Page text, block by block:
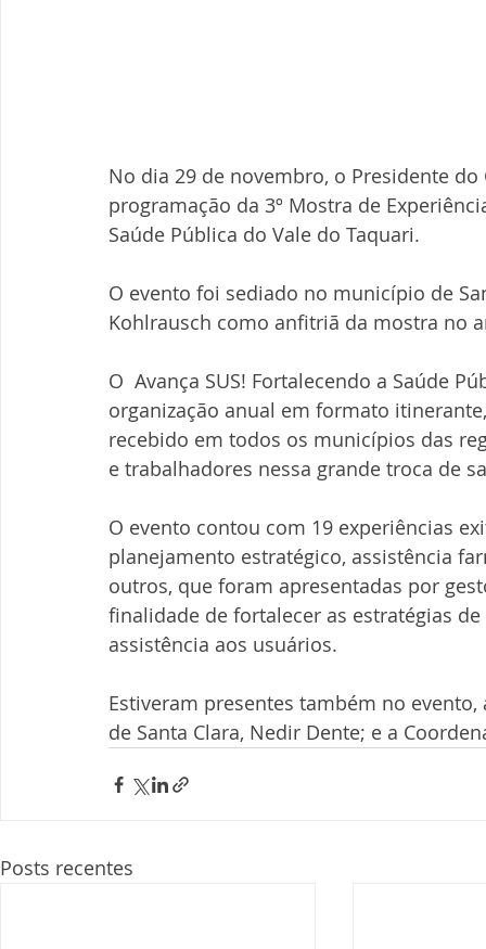
No dia 29 de novembro, o Presidente
programação da 3º Mostra de
Saúde Pública do Vale do Taquari.
O evento foi sediado no município de
Kohlrausch como anfitriã da mostra no
O  Avança SUS! Fortalecendo a Saúde
organização anual em formato
recebido em todos os municípios das
e trabalhadores nessa grande troca de
O evento contou com 19 experiências
planejamento estratégico, assistência
outros, que foram apresentadas por
finalidade de fortalecer as estratégias
assistência aos usuários.
Estiveram presentes também no
de Santa Clara, Nedir Dente; e a
Posts recentes